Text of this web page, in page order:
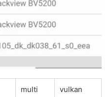
multi vulkan